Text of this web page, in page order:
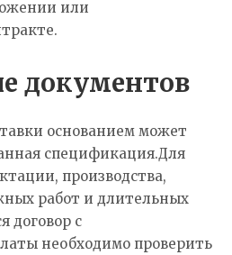
или
документов
основанием может
спецификация.Для
производства,
работ и длительных
договор с
необходимо проверить